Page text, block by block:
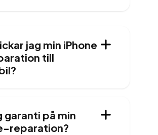
jag min iPhone
till
garanti på min
reparation?